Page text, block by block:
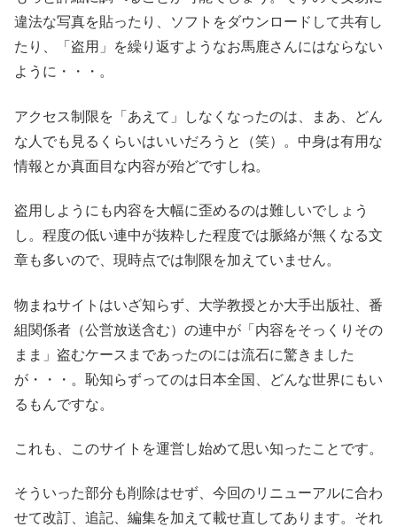
違法な写真を貼ったり、ソフトをダウンロードして共有し
たり、「盗用」を繰り返すようなお馬鹿さんにはならない
ように・・・。
アクセス制限を「あえて」しなくなったのは、まあ、どん
な人でも見るくらいはいいだろうと（笑）。中身は有用な
情報とか真面目な内容が殆どですしね。
盗用しようにも内容を大幅に歪めるのは難しいでしょう
し。程度の低い連中が抜粋した程度では脈絡が無くなる文
章も多いので、現時点では制限を加えていません。
物まねサイトはいざ知らず、大学教授とか大手出版社、番
組関係者（公営放送含む）の連中が「内容をそっくりその
まま」盗むケースまであったのには流石に驚きました
が・・・。恥知らずってのは日本全国、どんな世界にもい
るもんですな。
これも、このサイトを運営し始めて思い知ったことです。
そういった部分も削除はせず、今回のリニューアルに合わ
せて改訂、追記、編集を加えて載せ直してあります。それ